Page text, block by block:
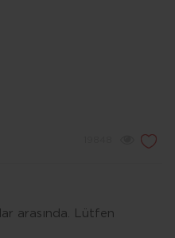
arasında. Lütfen